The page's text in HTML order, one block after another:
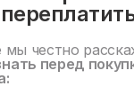
мы честно
перед